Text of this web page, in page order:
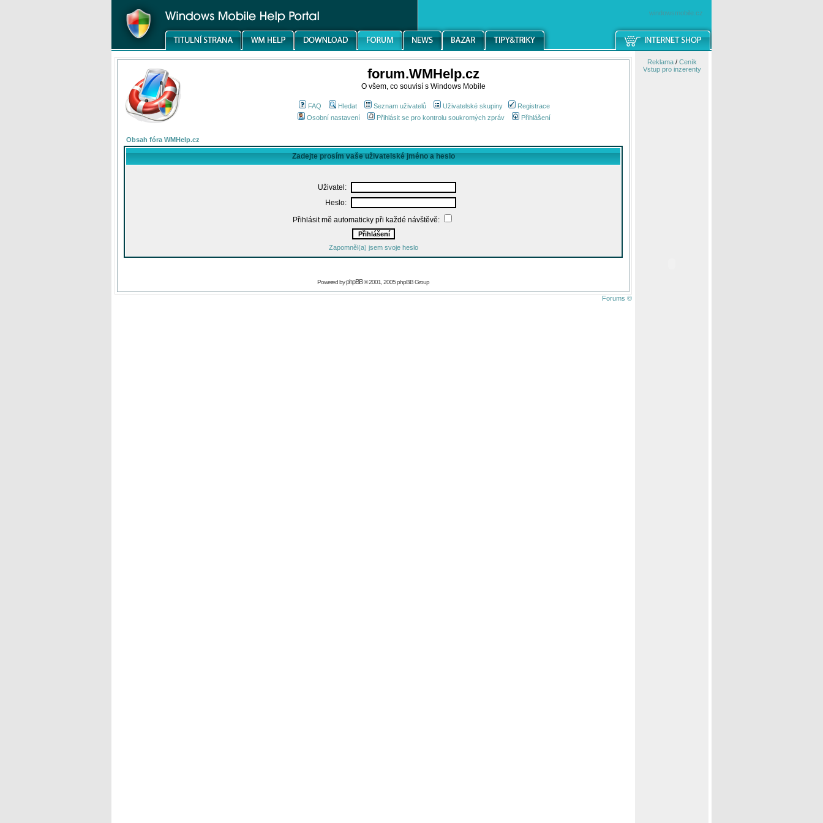
windowsmobile.cz
forum.WMHelp.cz
O všem, co souvisí s Windows Mobile
FAQ Hledat Seznam uživatelů Uživatelské skupiny
Registrace
Osobní nastavení
Přihlásit se pro kontrolu soukromých zpráv Přihlášení
Obsah fóra WMHelp.cz
Zadejte prosím vaše uživatelské jméno a heslo
Uživatel:
Heslo:
Přihlásit mě automaticky při každé návštěvě:
Zapomněl(a) jsem svoje heslo
Powered byphpBB© 2001, 2005 phpBB Group
Forums ©
Reklama/ Ceník
Vstup pro inzerenty